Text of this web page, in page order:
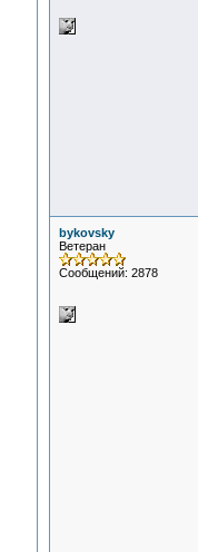
bykovsky
Ветеран
Сообщений: 2878